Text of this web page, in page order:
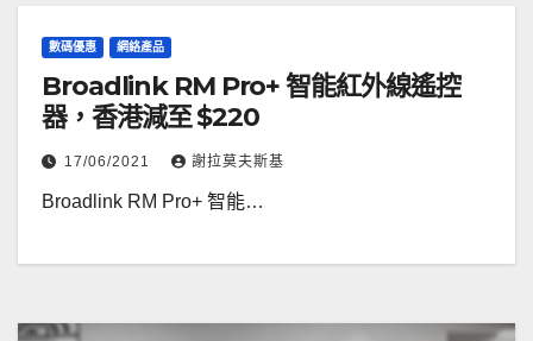
數碼優惠 網絡產品
Broadlink RM Pro+ 智能紅外線遙控
器，香港減至 $220
17/06/2021 謝拉莫夫斯基
Broadlink RM Pro+ 智能…